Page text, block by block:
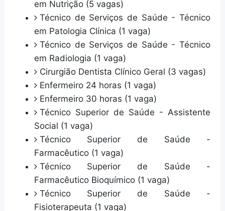
em Nutrição (5 vagas)
Técnico de Serviços de Saúde - Técnico
em Patologia Clínica (1 vaga)
Técnico de Serviços de Saúde - Técnico
em Radiologia (1 vaga)
Cirurgião Dentista Clínico Geral (3 vagas)
Enfermeiro 24 horas (1 vaga)
Enfermeiro 30 horas (1 vaga)
Técnico Superior de Saúde - Assistente
Social (1 vaga)
Técnico Superior de Saúde -
Farmacêutico (1 vaga)
Técnico Superior de Saúde -
Farmacêutico Bioquímico (1 vaga)
Técnico Superior de Saúde -
Fisioterapeuta (1 vaga)